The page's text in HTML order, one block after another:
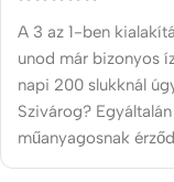
A 3 az 1-ben
unod már bizonyos
napi 200 slukknál
Szivárog?
műanyagosnak